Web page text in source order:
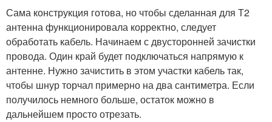
Сама конструкция готова, но чтобы сделанная для Т2
антенна функционировала корректно, следует
обработать кабель. Начинаем с двусторонней зачистки
провода. Один край будет подключаться напрямую к
антенне. Нужно зачистить в этом участки кабель так,
чтобы шнур торчал примерно на два сантиметра. Если
получилось немного больше, остаток можно в
дальнейшем просто отрезать.